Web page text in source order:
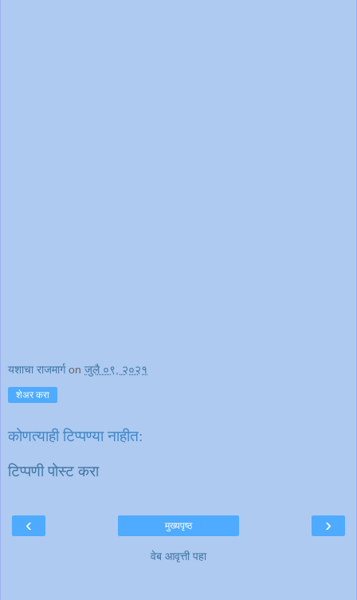
यशाचा राजमार्ग on जुलै ०९, २०२१
शेअर करा
कोणत्याही टिप्पण्‍या नाहीत:
टिप्पणी पोस्ट करा
‹ ›
मुख्यपृष्ठ
वेब आवृत्ती पहा